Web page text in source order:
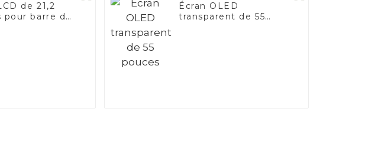
de 21,2
pour barre de
Écran OLED
transparent de 55